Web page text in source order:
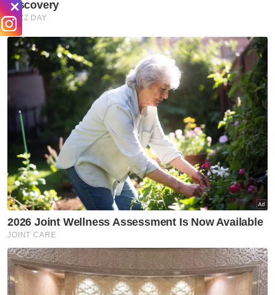
Kolej/ STPM/ Diploma
Ijazah sarjana (Master)
Ijazah kedoktoran
Masuk | Daftar VPoints:0
Pelajar Ditikam
Jenayah
PDRM
KPM
Artikel Disyorkan